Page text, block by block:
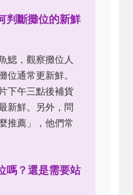
判斷攤位的新鮮
鰓，觀察攤位人
位通常更新鮮。
下午三點後補貨
新鮮。另外，問
推薦」，他們常
嗎？還是需要站